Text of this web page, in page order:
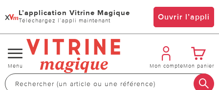
x L’application Vitrine Magique
Téléchargez l’appli maintenant Ouvrir l’appli
Changer
de
navigation
Menu Mon compteMon panier